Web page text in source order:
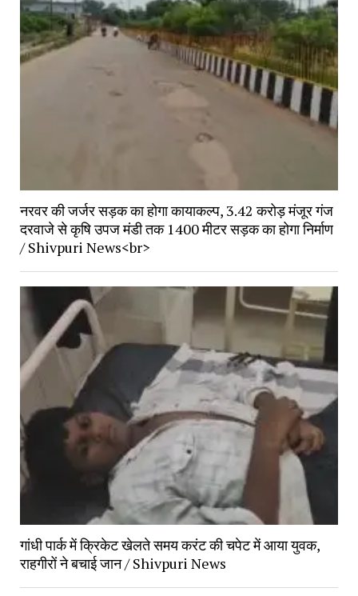
नरवर की जर्जर सड़क का होगा कायाकल्प, 3.42 करोड़ मंजूर गंज
दरवाजे से कृषि उपज मंडी तक 1400 मीटर सड़क का होगा निर्माण
/ Shivpuri News<br>
गांधी पार्क में क्रिकेट खेलते समय करंट की चपेट में आया युवक,
राहगीरों ने बचाई जान / Shivpuri News